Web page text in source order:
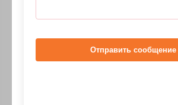
Отправить сообщение